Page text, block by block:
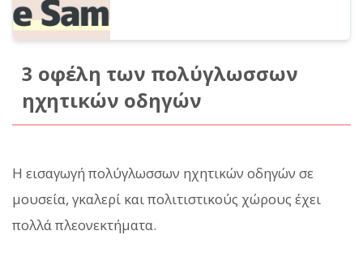
3 οφέλη των πολύγλωσσων
ηχητικών οδηγών
Η εισαγωγή πολύγλωσσων ηχητικών οδηγών σε
μουσεία, γκαλερί και πολιτιστικούς χώρους έχει
πολλά πλεονεκτήματα.